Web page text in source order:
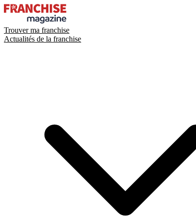
Trouver ma franchise
Actualités de la franchise